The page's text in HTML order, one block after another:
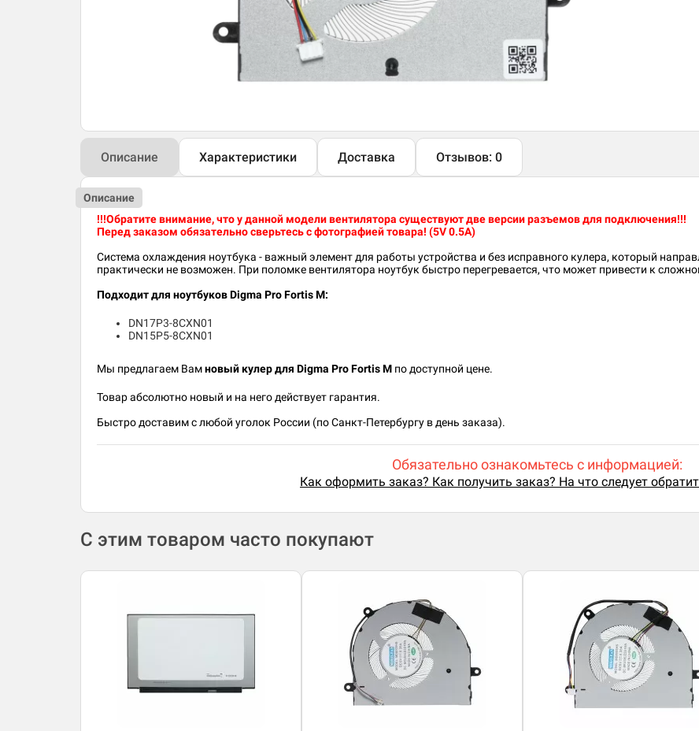
Описание Характеристики Доставка Отзывов: 0
Описание
!!!Обратите внимание, что у данной модели вентилятора существуют две версии разъемов для подключения!!!
Перед заказом обязательно сверьтесь с фотографией товара! (5V 0.5A)
Система охлаждения ноутбука - важный элемент для работы устройства и без исправного кулера, который
практически не возможен. При поломке вентилятора ноутбук быстро перегревается, что может привести к
Подходит для ноутбуков Digma Pro Fortis M:
DN17P3-8CXN01
DN15P5-8CXN01
Мы предлагаем Вамновый кулер для Digma Pro Fortis M по доступной цене.
Товар абсолютно новый и на него действует гарантия.
Быстро доставим с любой уголок России (по Санкт-Петербургу в день заказа).
Обязательно ознакомьтесь с информацией:
Как оформить заказ? Как получить заказ? На что следует
С этим товаром часто покупают